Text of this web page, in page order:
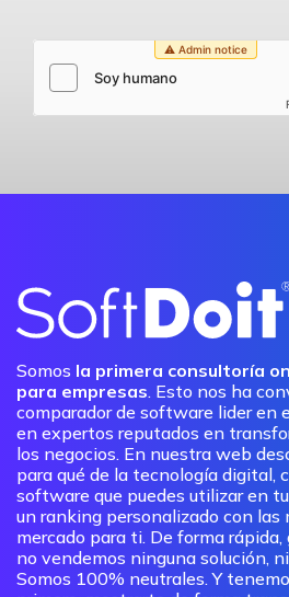
Somos la primera consultoría
para empresas. Esto nos ha
comparador de software lider en
en expertos reputados en
los negocios. En nuestra web
para qué de la tecnología digital,
software que puedes utilizar en
un ranking personalizado con las
mercado para ti. De forma
no vendemos ninguna solución,
Somos 100% neutrales. Y